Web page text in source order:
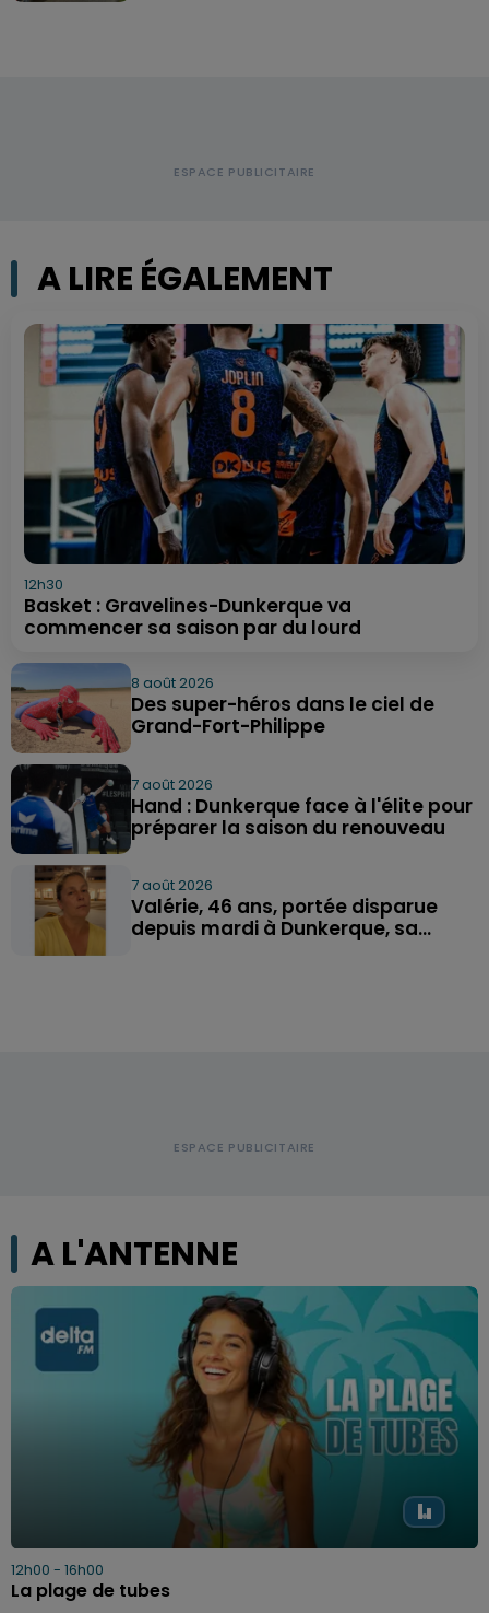
A LIRE ÉGALEMENT
12h30
Basket : Gravelines-Dunkerque va
commencer sa saison par du lourd
8 août 2026
Des super-héros dans le ciel de
Grand-Fort-Philippe
7 août 2026
Hand : Dunkerque face à l'élite pour
préparer la saison du renouveau
7 août 2026
Valérie, 46 ans, portée disparue
depuis mardi à Dunkerque, sa...
A L'ANTENNE
12h00 - 16h00
La plage de tubes